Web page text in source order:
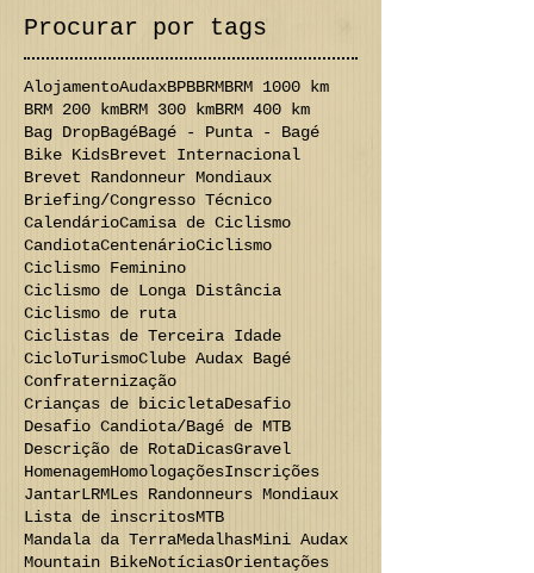
Procurar por tags
AlojamentoAudaxBPBBRMBRM 1000 km
BRM 200 kmBRM 300 kmBRM 400 km
Bag DropBagéBagé - Punta - Bagé
Bike KidsBrevet Internacional
Brevet Randonneur Mondiaux
Briefing/Congresso Técnico
CalendárioCamisa de Ciclismo
CandiotaCentenárioCiclismo
Ciclismo Feminino
Ciclismo de Longa Distância
Ciclismo de ruta
Ciclistas de Terceira Idade
CicloTurismoClube Audax Bagé
Confraternização
Crianças de bicicletaDesafio
Desafio Candiota/Bagé de MTB
Descrição de RotaDicasGravel
HomenagemHomologaçõesInscrições
JantarLRMLes Randonneurs Mondiaux
Lista de inscritosMTB
Mandala da TerraMedalhasMini Audax
Mountain BikeNotíciasOrientações